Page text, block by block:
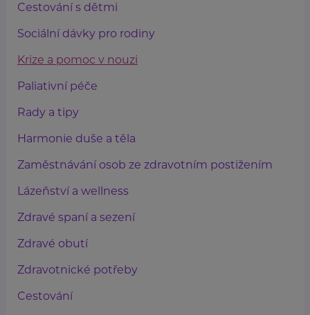
Cestování s dětmi
Sociální dávky pro rodiny
Krize a pomoc v nouzi
Paliativní péče
Rady a tipy
Harmonie duše a těla
Zaměstnávání osob ze zdravotním postižením
Lázeňství a wellness
Zdravé spaní a sezení
Zdravé obutí
Zdravotnické potřeby
Cestování